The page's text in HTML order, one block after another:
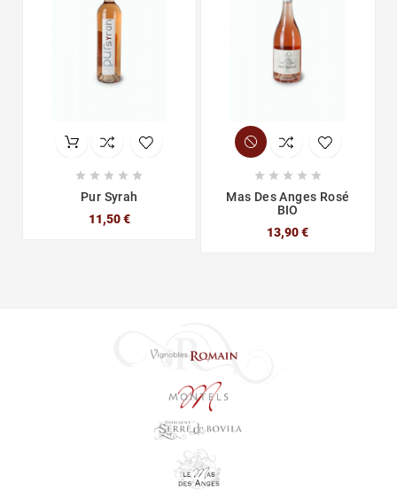
    
Pur Syrah
11,50 €
    
Mas Des Anges Rosé
BIO
13,90 €